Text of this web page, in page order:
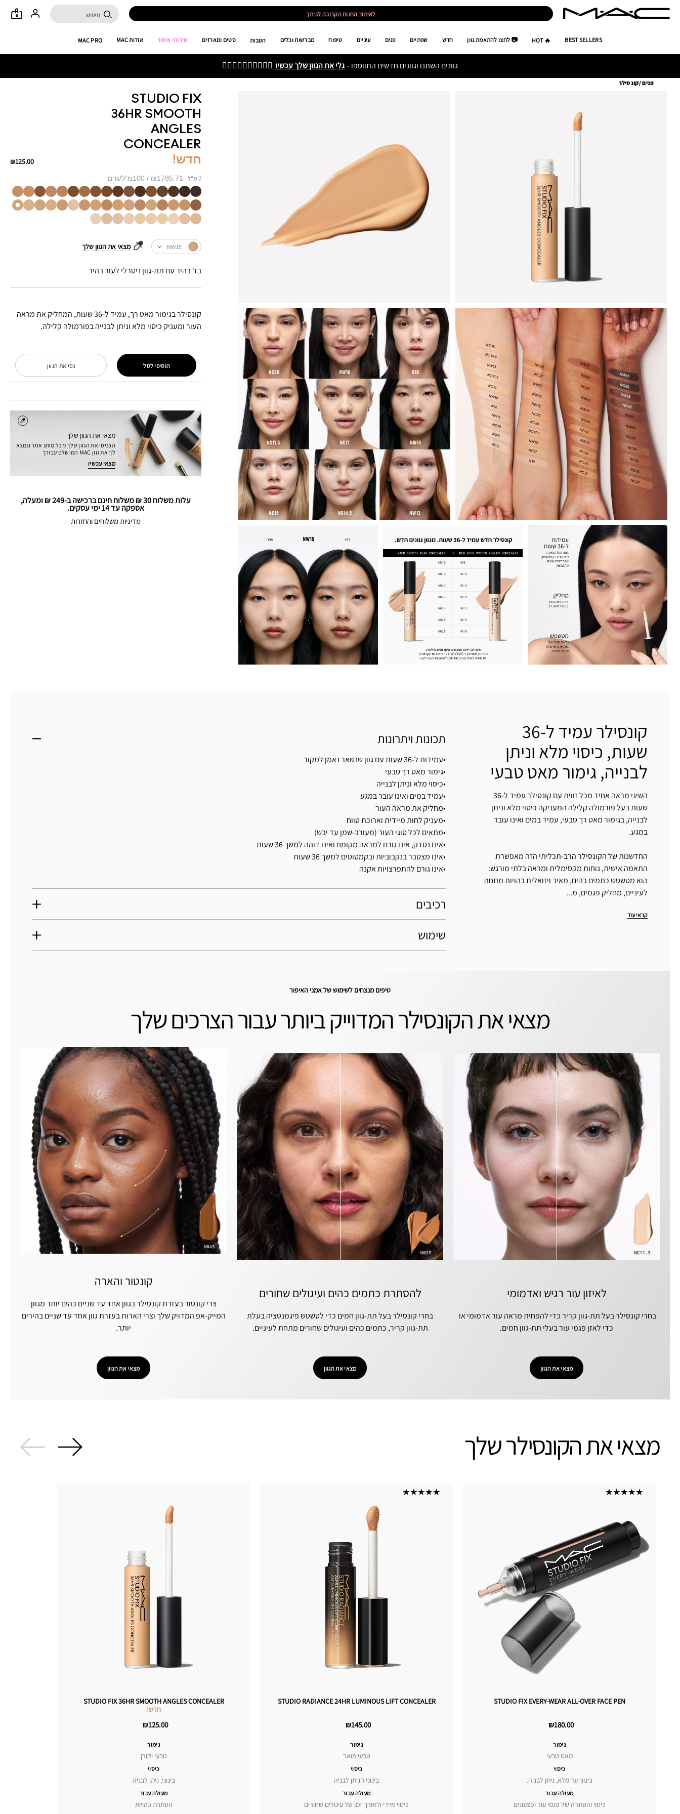
לאיתור החנות הקרובה לביתך 0
BEST SELLERS
🔥 HOT 📷 לחצו להתאמת גוון חדש שפתיים פנים עיניים טיפוח מברשות וכלים הטבות סטים ומארזים שירותי איפור אודות MAC MAC PRO
גוונים השתנו וגוונים חדשים התווספו - גלי את הגוון שלך עכשיו 👌🏻👌🏼👌🏽👌🏾👌🏿
פנים/קונסילר
STUDIO FIX
36HR SMOOTH
ANGLES
CONCEALER
חדש!
₪125.00
7 מ"ל
קונסילר בגימור מאט רך, עמיד ל-36 שעות, המחליק את מראה
העור ומעניק כיסוי מלא וניתן לבנייה בפורמולה קלילה.
NW15 מצאי את הגוון שלך
בז' בהיר עם תת-גוון ניטרלי לעור בהיר
מצאי את הגוון שלך
הכניסי את הגוון שלך מכל מותג אחר ונמצא
לך את גוון MAC המושלם עבורך
מצאי עכשיו
נסי את הגוון הוסיפי לסל
עלות משלוח 30 ₪ משלוח חינם ברכישה ב-249 ₪ ומעלה,
אספקה עד 14 ימי עסקים.
מדיניות משלוחים והחזרות
קונסילר עמיד ל-36
שעות, כיסוי מלא וניתן
לבנייה, גימור מאט טבעי
השיגי מראה אחיד מכל זווית עם קונסילר עמיד ל-36
שעות בעל פורמולה קלילה המעניקה כיסוי מלא וניתן
לבנייה, בגימור מאט רך טבעי, עמיד במים ואינו עובר
במגע.
החדשנות של הקונסילר הרב-תכליתי הזה מאפשרת
התאמה אישית, נוחות מקסימלית ומראה בלתי מורגש:
הוא מטשטש כתמים כהים, מאיר ויזואלית כהויות מתחת
לעיניים, מחליק פגמים, מ...
קראי עוד
תכונות ויתרונות
•עמידות ל-36 שעות עם גוון שנשאר נאמן למקור
•גימור מאט רך טבעי
•כיסוי מלא וניתן לבנייה
•עמיד במים ואינו עובר במגע
•מחליק את מראה העור
•מעניק לחות מיידית וארוכת טווח
•מתאים לכל סוגי העור (מעורב-שמן עד יבש)
•אינו נסדק, אינו גורם למראה מקומח ואינו דוהה למשך 36 שעות
•אינו מצטבר בנקבוביות ובקמטוטים למשך 36 שעות
•אינו גורם להתפרצויות אקנה
רכיבים
שימוש
טיפים מנצחים לשימוש של אמני האיפור
מצאי את הקונסילר המדוייק ביותר עבור הצרכים שלך
לאיזון עור רגיש ואדמומי
כדי לאזן פגמי עור בעלי תת-גוון חמים.
מצאי את הגוון
להסתרת כתמים כהים ועיגולים שחורים
בחרי קונסילר בעל תת-גוון חמים כדי לטשטש פיגמנטציה בעלת
תת-גוון קריר, כתמים כהים ועיגולים שחורים מתחת לעיניים.
מצאי את הגוון
קונטור והארה
צרי קונטור בעזרת קונסילר בגוון אחד עד שניים כהים יותר מגוון
המייק-אפ המדויק שלך וצרי הארות בעזרת גוון אחד עד שניים בהירים
יותר.
מצאי את הגוון
מצאי את הקונסילר שלך
STUDIO FIX 36HR SMOOTH ANGLES CONCEALER
חדש!
₪125.00
גימור
טבעי וקורן
כיסוי
בינוני, ניתן לבניה
מעולה עבור
הסתרת כהויות
STUDIO RADIANCE 24HR LUMINOUS LIFT CONCEALER
₪145.00
גימור
טבעי מואר
כיסוי
בינוני הניתן לבניה
מעולה עבור
כיסוי מיידי ולאורך זמן של עיגולים שחורים
STUDIO FIX EVERY-WEAR ALL-OVER FACE PEN
₪180.00
גימור
מאט טבעי
כיסוי
בינוני עד מלא, ניתן לבניה.
מעולה עבור
כיסוי והסתרה של פגמי עור ופצעונים